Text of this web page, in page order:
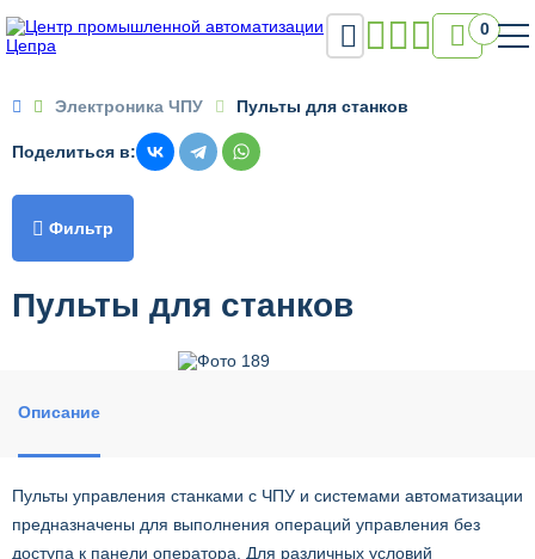
 0
 Электроника ЧПУ Пульты для станков
Поделиться в:
 Фильтр
Пульты для станков
Описание
Пульты управления станками с ЧПУ и системами автоматизации
предназначены для выполнения операций управления без
доступа к панели оператора. Для различных условий